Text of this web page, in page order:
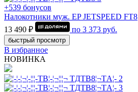
+539 бонусов
Налокотники муж. EP JETSPEED FT8
13 490 ₽
по 3 373 руб.
быстрый просмотр
В избранное
НОВИНКА